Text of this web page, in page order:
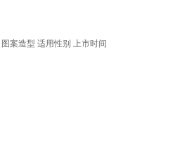
图案造型 适用性别 上市时间